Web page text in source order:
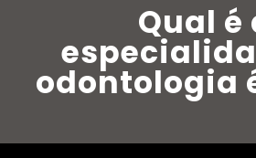
Qual é
odontologia